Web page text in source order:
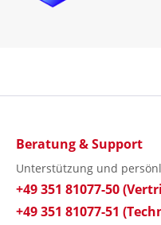
Beratung & Support
Unterstützung und
+49 351 81077-50
+49 351 81077-51